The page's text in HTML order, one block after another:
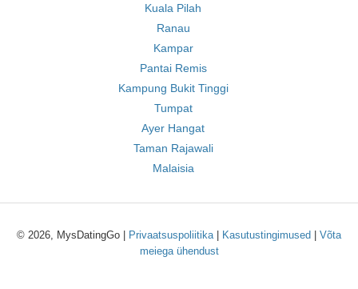
Kuala Pilah
Ranau
Kampar
Pantai Remis
Kampung Bukit Tinggi
Tumpat
Ayer Hangat
Taman Rajawali
Malaisia
© 2026, MysDatingGo | Privaatsuspoliitika| Kasutustingimused
Võta
meiega ühendust